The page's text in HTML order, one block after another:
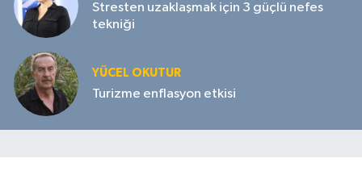
Stresten uzaklaşmak için 3 güçlü nefes
tekniği
YÜCEL OKUTUR
Turizme enflasyon etkisi